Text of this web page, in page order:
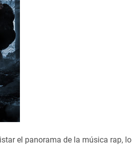
el panorama de la música rap, lo